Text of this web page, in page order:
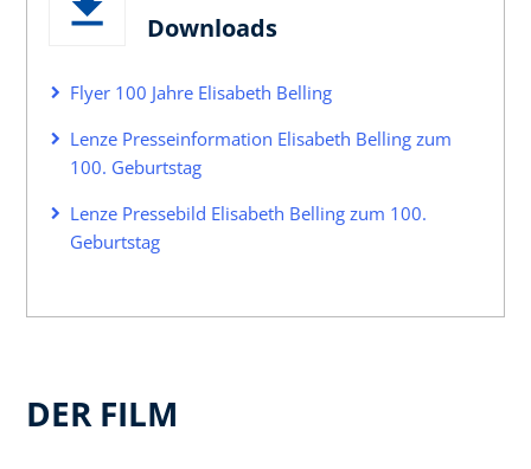
Downloads
Flyer 100 Jahre Elisabeth Belling
Lenze Presseinformation Elisabeth Belling zum
100. Geburtstag
Lenze Pressebild Elisabeth Belling zum 100.
Geburtstag
DER FILM